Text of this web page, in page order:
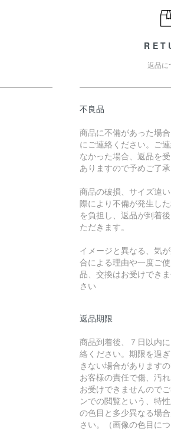
返品に
不良品
商品に不備があった場
にご連絡ください。ご
なかった場合、返品を
ありますので予めご了承
商品の破損、サイズ違
際により不備が発生し
を負担し、返品が到着
ただきます。
イメージと異なる、気
合による理由や一度ご
品、交換はお受けでき
さい
返品期限
商品到着後、７日以内
絡ください。期限を過
きない場合があります
お客様の責任で傷、汚
お受けできませんので
ンでの閲覧という、特
の色目と多少異なる場
さい。（画像の色目に